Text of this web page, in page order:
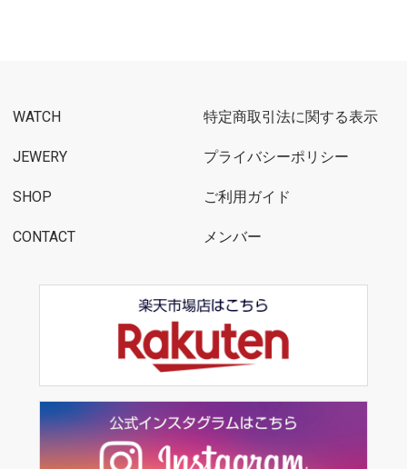
WATCH
JEWERY
SHOP
CONTACT
特定商取引法に関する表示
プライバシーポリシー
ご利用ガイド
メンバー